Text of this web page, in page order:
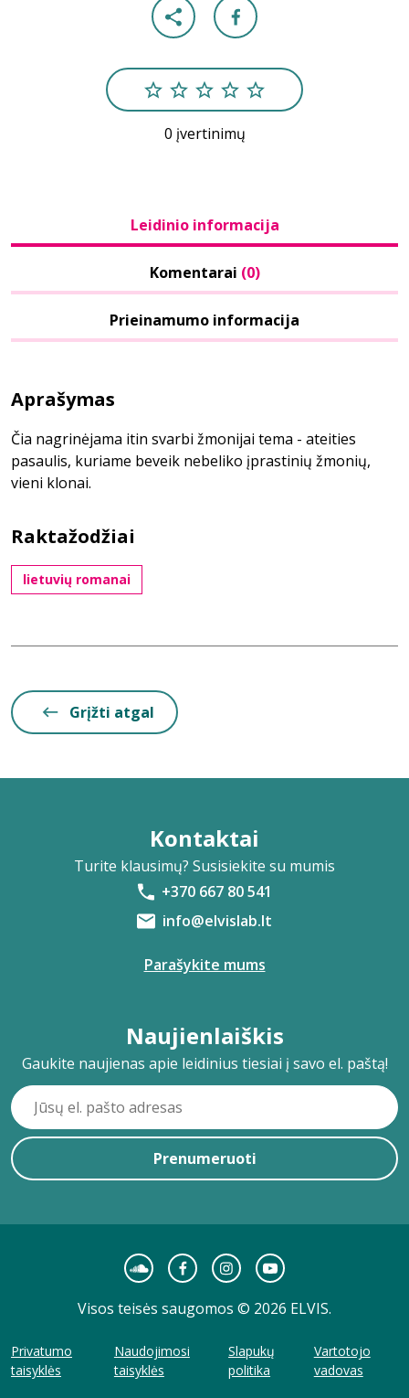
0 įvertinimų
Leidinio informacija
Komentarai (0)
Prieinamumo informacija
Aprašymas
Čia nagrinėjama itin svarbi žmonijai tema - ateities
pasaulis, kuriame beveik nebeliko įprastinių žmonių,
vieni klonai.
Raktažodžiai
lietuvių romanai
Grįžti atgal
Kontaktai
Turite klausimų? Susisiekite su mumis
+370 667 80 541
info@elvislab.lt
Parašykite mums
Naujienlaiškis
Gaukite naujienas apie leidinius tiesiai į savo el. paštą!
Prenumeruoti
Visos teisės saugomos © 2026 ELVIS.
Privatumo
taisyklės
Naudojimosi
taisyklės
Slapukų
politika
Vartotojo
vadovas